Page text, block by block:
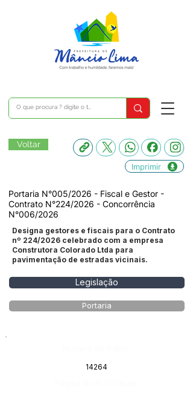
Voltar
Imprimir
Portaria N°005/2026 - Fiscal e Gestor -
Contrato N°224/2026 - Concorrência
N°006/2026
Designa gestores e fiscais para o Contrato
nº 224/2026 celebrado com a empresa
Construtora Colorado Ltda para
pavimentação de estradas vicinais.
Legislação
Portaria
14264